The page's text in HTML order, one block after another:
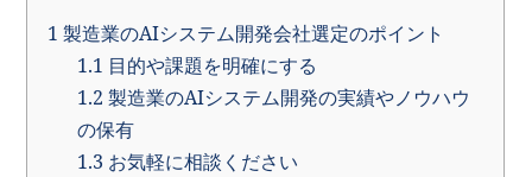
1 製造業のAIシステム開発会社選定のポイント
1.1 目的や課題を明確にする
1.2 製造業のAIシステム開発の実績やノウハウ
の保有
1.3 お気軽に相談ください